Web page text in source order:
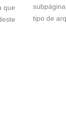
que
tipo de